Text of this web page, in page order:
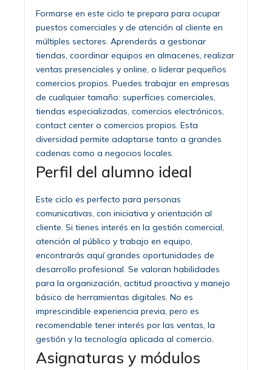
Formarse en este ciclo te prepara para ocupar
puestos comerciales y de atención al cliente en
múltiples sectores. Aprenderás a gestionar
tiendas, coordinar equipos en almacenes, realizar
ventas presenciales y online, o liderar pequeños
comercios propios. Puedes trabajar en empresas
de cualquier tamaño: superficies comerciales,
tiendas especializadas, comercios electrónicos,
contact center o comercios propios. Esta
diversidad permite adaptarse tanto a grandes
cadenas como a negocios locales.
Perfil del alumno ideal
Este ciclo es perfecto para personas
comunicativas, con iniciativa y orientación al
cliente. Si tienes interés en la gestión comercial,
atención al público y trabajo en equipo,
encontrarás aquí grandes oportunidades de
desarrollo profesional. Se valoran habilidades
para la organización, actitud proactiva y manejo
básico de herramientas digitales. No es
imprescindible experiencia previa, pero es
recomendable tener interés por las ventas, la
gestión y la tecnología aplicada al comercio.
Asignaturas y módulos